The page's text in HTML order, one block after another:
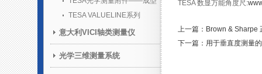
胶套装TESA VALUELINE系列
意大利VICI轴类测量仪
光学三维测量系统
TESA 数显万能角度尺:
上一篇：Brown & Sharpe
下一篇：用于垂直度测量